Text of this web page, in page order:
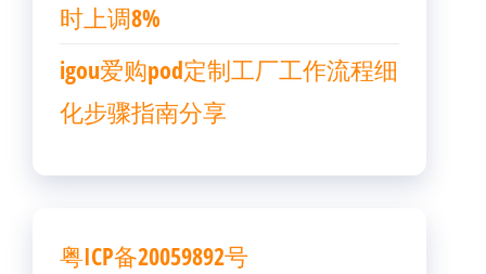
时上调8%
igou爱购pod定制工厂工作流程细
化步骤指南分享
粤ICP备20059892号